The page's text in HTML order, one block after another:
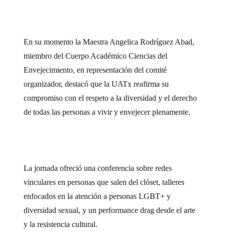
En su momento la Maestra Angelica Rodríguez Abad,
miembro del Cuerpo Académico Ciencias del
Envejecimiento, en representación del comité
organizador, destacó que la UATx reafirma su
compromiso con el respeto a la diversidad y el derecho
de todas las personas a vivir y envejecer plenamente.
La jornada ofreció una conferencia sobre redes
vinculares en personas que salen del clóset, talleres
enfocados en la atención a personas LGBT+ y
diversidad sexual, y un performance drag desde el arte
y la resistencia cultural.